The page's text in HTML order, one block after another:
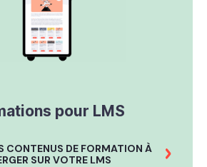
pour LMS
CONTENUS DE FORMATION À
SUR VOTRE LMS